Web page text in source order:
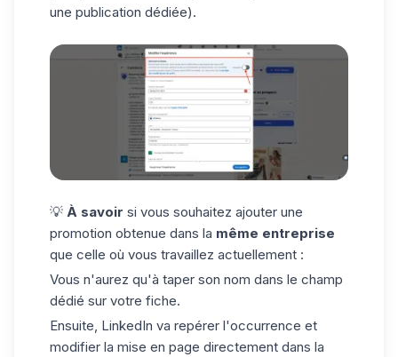
une publication dédiée).
💡 À savoir si vous souhaitez ajouter une
promotion obtenue dans la même entreprise
que celle où vous travaillez actuellement :
Vous n'aurez qu'à taper son nom dans le champ
dédié sur votre fiche.
Ensuite, LinkedIn va repérer l'occurrence et
modifier la mise en page directement dans la